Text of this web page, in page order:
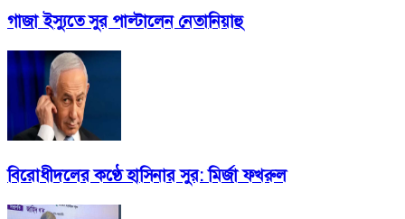
গাজা ইস্যুতে সুর পাল্টালেন নেতানিয়াহু
বিরোধীদলের কণ্ঠে হাসিনার সুর: মির্জা ফখরুল